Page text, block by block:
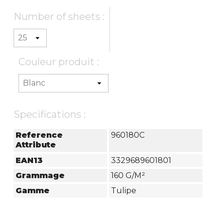
Number of sheets :
Couleur produit :
Specifications :
Reference
Attribute
960180C
EAN13
3329689601801
Grammage
160 G/m²
Gamme
Tulipe